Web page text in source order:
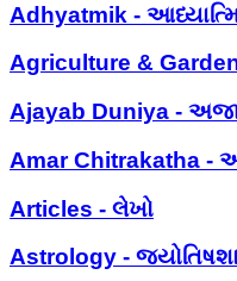
Adhyatmik -
Agriculture &
Ajayab Duniya -
Amar Chitrakatha -
Articles - લેખો
Astrology -